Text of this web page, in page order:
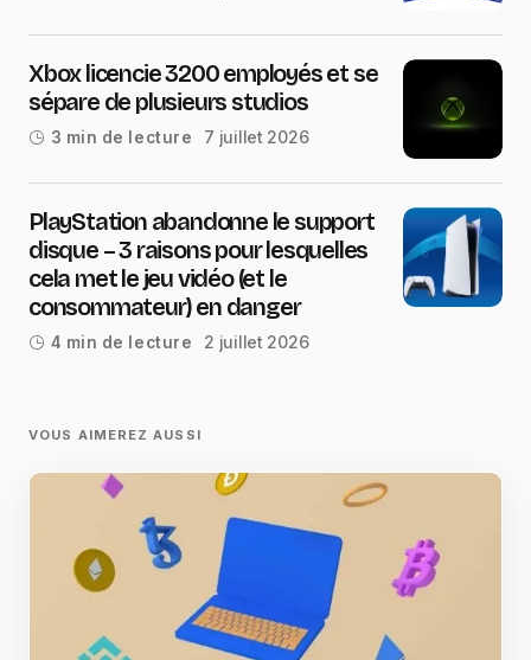
Xbox licencie 3200 employés et se
sépare de plusieurs studios
3 min de lecture 7 juillet 2026
PlayStation abandonne le support
disque – 3 raisons pour lesquelles
cela met le jeu vidéo (et le
consommateur) en danger
4 min de lecture 2 juillet 2026
VOUS AIMEREZ AUSSI